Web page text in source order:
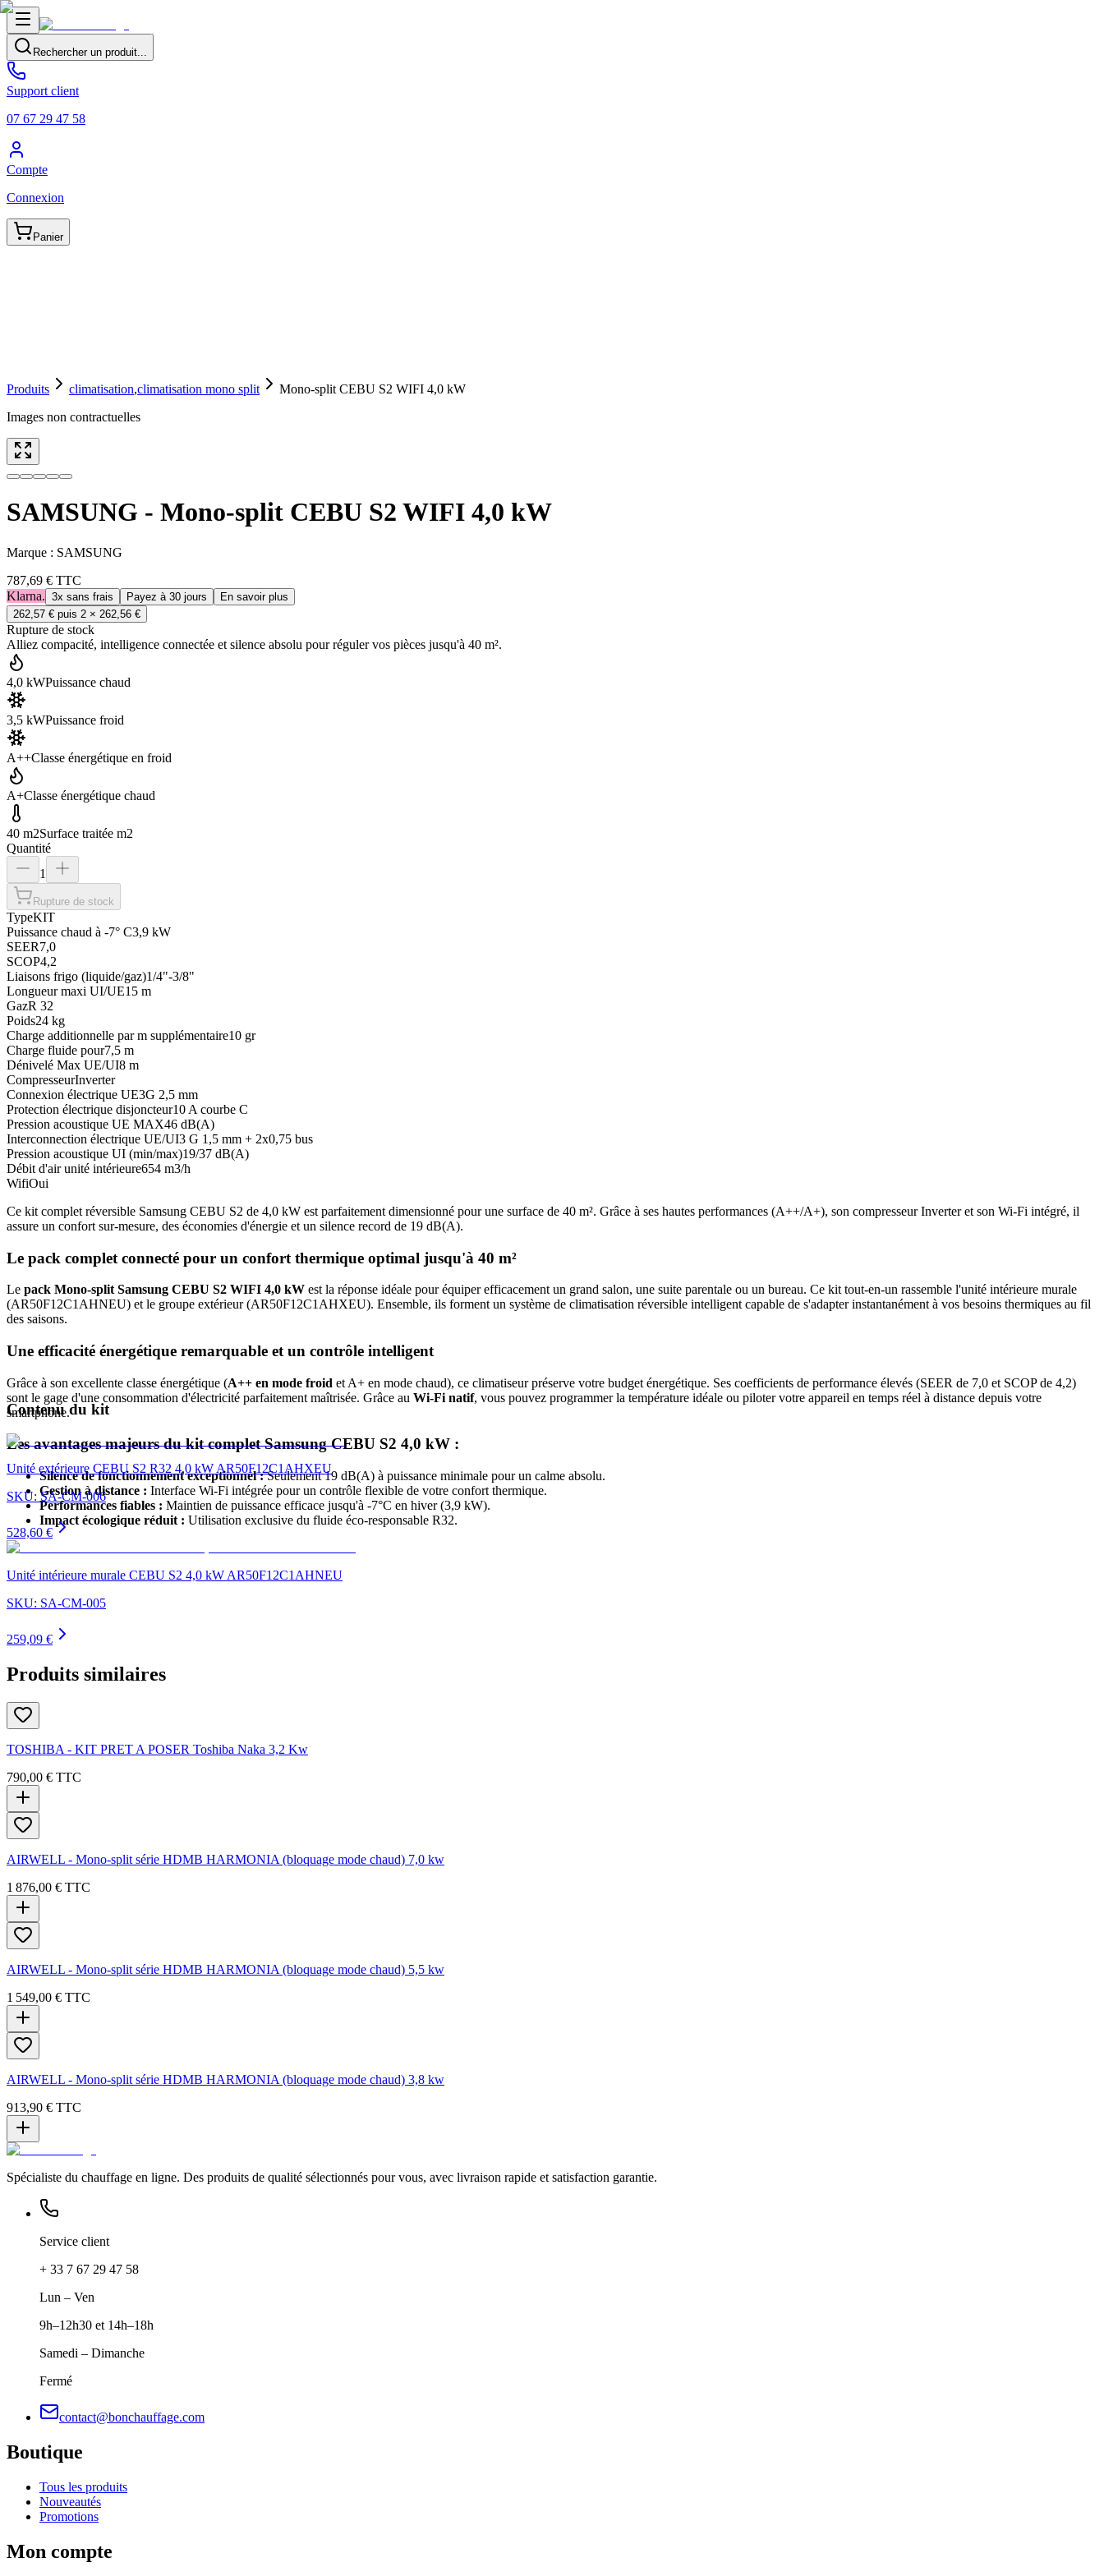
Rechercher un produit...
Support client
07 67 29 47 58
Compte
Connexion
Panier
Produits climatisation,climatisation mono split
Mono-split CEBU S2 WIFI 4,0 kW
Images non contractuelles
SAMSUNG - Mono-split CEBU S2 WIFI 4,0 kW
Marque : SAMSUNG
787,69 € TTC
Klarna. 3x sans frais Payez à 30 jours
En savoir plus
262,57 € puis 2 × 262,56 €
Rupture de stock
Alliez compacité, intelligence connectée et silence absolu pour réguler vos pièces jusqu'à 40 m².
4,0 kWPuissance chaud
3,5 kWPuissance froid
A++Classe énergétique en froid
A+Classe énergétique chaud
40 m2Surface traitée m2
Quantité
1
Rupture de stock
TypeKIT
Puissance chaud à -7° C3,9 kW
SEER7,0
SCOP4,2
Liaisons frigo (liquide/gaz)1/4"-3/8"
Longueur maxi UI/UE15 m
GazR 32
Poids24 kg
Charge additionnelle par m supplémentaire10 gr
Charge fluide pour7,5 m
Dénivelé Max UE/UI8 m
CompresseurInverter
Connexion électrique UE3G 2,5 mm
Protection électrique disjoncteur10 A courbe C
Pression acoustique UE MAX46 dB(A)
Interconnection électrique UE/UI3 G 1,5 mm + 2x0,75 bus
Pression acoustique UI (min/max)19/37 dB(A)
Débit d'air unité intérieure654 m3/h
WifiOui
Ce kit complet réversible Samsung CEBU S2 de 4,0 kW est parfaitement dimensionné pour une surface de 40 m². Grâce à ses hautes performances (A++/A+), son compresseur Inverter et son Wi-Fi intégré, il
assure un confort sur-mesure, des économies d'énergie et un silence record de 19 dB(A).
Le pack complet connecté pour un confort thermique optimal jusqu'à 40 m²
Le pack Mono-split Samsung CEBU S2 WIFI 4,0 kW est la réponse idéale pour équiper efficacement un grand salon, une suite parentale ou un bureau. Ce kit tout-en-un rassemble l'unité intérieure murale
(AR50F12C1AHNEU) et le groupe extérieur (AR50F12C1AHXEU). Ensemble, ils forment un système de climatisation réversible intelligent capable de s'adapter instantanément à vos besoins thermiques au fil
des saisons.
Une efficacité énergétique remarquable et un contrôle intelligent
Grâce à son excellente classe énergétique (A++ en mode froid et A+ en mode chaud), ce climatiseur préserve votre budget énergétique. Ses coefficients de performance élevés (SEER de 7,0 et SCOP de 4,2)
sont le gage d'une consommation d'électricité parfaitement maîtrisée. Grâce au Wi-Fi natif, vous pouvez programmer la température idéale ou piloter votre appareil en temps réel à distance depuis votre
smartphone.
Les avantages majeurs du kit complet Samsung CEBU S2 4,0 kW :
Silence de fonctionnement exceptionnel :Seulement 19 dB(A) à puissance minimale pour un calme absolu.
Gestion à distance : Interface Wi-Fi intégrée pour un contrôle flexible de votre confort thermique.
Performances fiables : Maintien de puissance efficace jusqu'à -7°C en hiver (3,9 kW).
Impact écologique réduit : Utilisation exclusive du fluide éco-responsable R32.
Contenu du kit
Unité extérieure CEBU S2 R32 4,0 kW AR50F12C1AHXEU
SKU:SA-CM-006
528,60 €
Unité intérieure murale CEBU S2 4,0 kW AR50F12C1AHNEU
SKU: SA-CM-005
259,09 €
Produits similaires
TOSHIBA - KIT PRET A POSER Toshiba Naka 3,2 Kw
790,00 € TTC
AIRWELL - Mono-split série HDMB HARMONIA (bloquage mode chaud) 7,0 kw
1 876,00 € TTC
AIRWELL - Mono-split série HDMB HARMONIA (bloquage mode chaud) 5,5 kw
1 549,00 € TTC
AIRWELL - Mono-split série HDMB HARMONIA (bloquage mode chaud) 3,8 kw
913,90 € TTC
Spécialiste du chauffage en ligne. Des produits de qualité sélectionnés pour vous, avec livraison rapide et satisfaction garantie.
Service client
+ 33 7 67 29 47 58
Lun – Ven
9h–12h30 et 14h–18h
Samedi – Dimanche
Fermé
contact@bonchauffage.com
Boutique
Tous les produits
Nouveautés
Promotions
Mon compte